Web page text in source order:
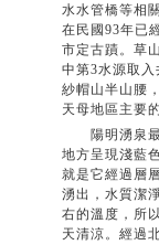
水水管橋等相
在民國93年已
市定古蹟。草
中第3水源取
紗帽山半山腰
天母地區主要
陽明湧泉最
地方呈現淺藍
就是它經過層
湧出，水質潔
右的溫度，所
天清涼。經過